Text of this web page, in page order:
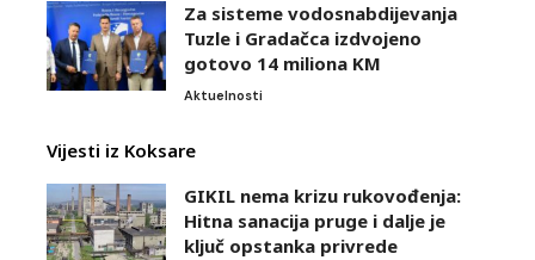
Za sisteme vodosnabdijevanja
Tuzle i Gradačca izdvojeno
gotovo 14 miliona KM
Aktuelnosti
Vijesti iz Koksare
GIKIL nema krizu rukovođenja:
Hitna sanacija pruge i dalje je
ključ opstanka privrede